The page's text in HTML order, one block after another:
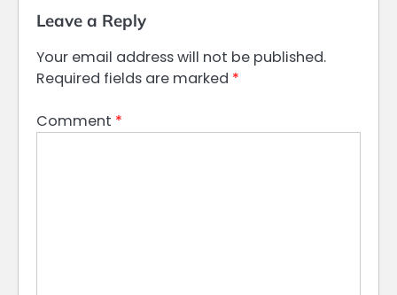
Leave a Reply
Your email address will not be published.
Required fields are marked *
Comment *